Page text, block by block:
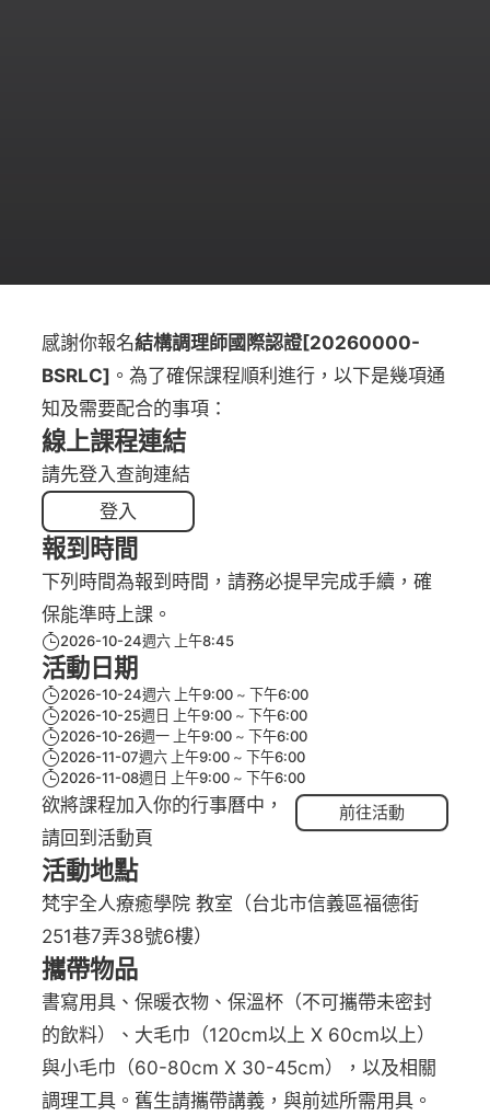
感謝你報名結構調理師國際認證[20260000-
BSRLC] 。為了確保課程順利進行，以下是幾項通
知及需要配合的事項：
線上課程連結
請先登入查詢連結
登入
報到時間
下列時間為報到時間，請務必提早完成手續，確
保能準時上課。
2026-10-24週六 上午8:45
活動日期
2026-10-24週六 上午9:00
下午6:00
2026-10-25週日 上午9:00
下午6:00
2026-10-26週一 上午9:00
下午6:00
2026-11-07週六 上午9:00
下午6:00
2026-11-08週日 上午9:00
下午6:00
欲將課程加入你的行事曆中，
請回到活動頁
前往活動
活動地點
梵宇全人療癒學院 教室（台北市信義區福德街
251巷7弄38號6樓）
攜帶物品
書寫用具、保暖衣物、保溫杯（不可攜帶未密封
的飲料）、大毛巾（120cm以上 X 60cm以上）
與小毛巾（60-80cm X 30-45cm），以及相關
調理工具。舊生請攜帶講義，與前述所需用具。